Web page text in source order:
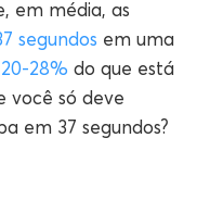
em média, as
segundos em uma
20-28% do que está
você só deve
em 37 segundos?